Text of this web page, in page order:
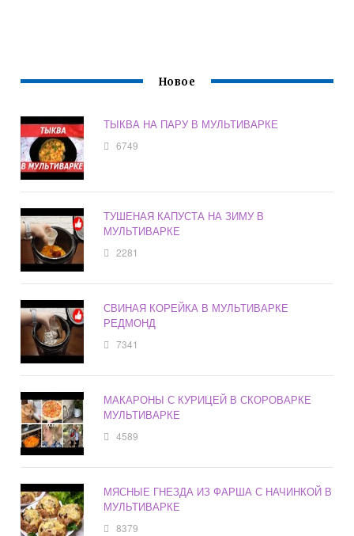
Новое
ТЫКВА НА ПАРУ В МУЛЬТИВАРКЕ
6749
ТУШЕНАЯ КАПУСТА НА ЗИМУ В
МУЛЬТИВАРКЕ
2281
СВИНАЯ КОРЕЙКА В МУЛЬТИВАРКЕ
РЕДМОНД
7341
МАКАРОНЫ С КУРИЦЕЙ В СКОРОВАРКЕ
МУЛЬТИВАРКЕ
4589
МЯСНЫЕ ГНЕЗДА ИЗ ФАРША С НАЧИНКОЙ В
МУЛЬТИВАРКЕ
8379